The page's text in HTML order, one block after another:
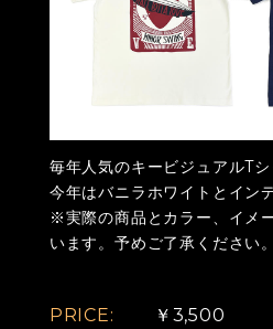
毎年人気のキービジュアルTシ
今年はバニラホワイトとイン
※実際の商品とカラー、イメ
います。予めご了承ください。
PRICE:
￥3,500